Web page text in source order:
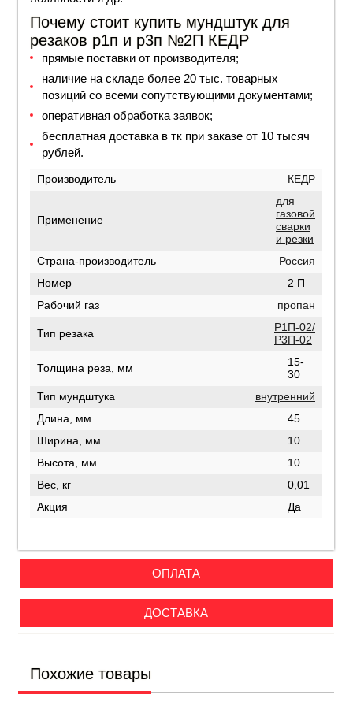
Почему стоит купить мундштук для
резаков р1п и р3п №2П КЕДР
прямые поставки от производителя;
наличие на складе более 20 тыс. товарных
позиций со всеми сопутствующими документами;
оперативная обработка заявок;
бесплатная доставка в тк при заказе от 10 тысяч
рублей.
Производитель КЕДР
Применение
для
газовой
сварки
и резки
Страна-производитель
Россия
Номер
2 П
Рабочий газ
пропан
Тип резака
Р1П-02/
Р3П-02
Толщина реза, мм
15-
30
Тип мундштука
внутренний
Длина, мм
45
Ширина, мм
10
Высота, мм
10
Вес, кг
0,01
Акция
Да
ОПЛАТА
ДОСТАВКА
Похожие товары